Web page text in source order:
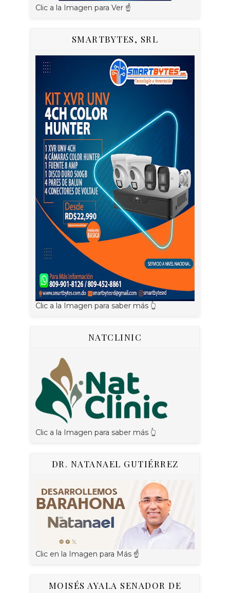
Clic a la Imagen para Ver ☝️
SMARTBYTES, SRL
Clic a la Imagen para saber más 👆
NATCLINIC
Clic a la Imagen para saber más 👆
DR. NATANAEL GUTIÉRREZ
Clic en la Imagen para Más ☝
MOISÉS AYALA SENADOR DE